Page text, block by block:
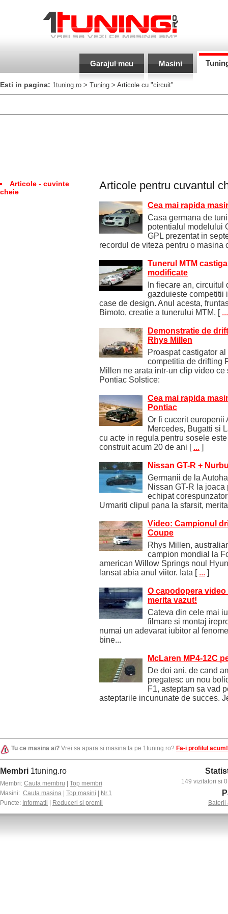
Garajul meu Masini
Esti in pagina: 1tuning.ro > Tuning > Articole cu "circuit"
Articole - cuvinte
cheie
Articole pentru cuvantul
Cea mai rapida
Casa germana de
potentialul modelului
GPL prezentat in
recordul de viteza pentru o masina
Tunerul MTM
modificate
In fiecare an,
gazduieste competitii
case de design. Anul acesta,
Bimoto, creatie a tunerului MTM, [ ...
Demonstratie de
Rhys Millen
Proaspat castigator
competitia de drifting
Millen ne arata intr-un clip video
Pontiac Solstice:
Cea mai rapida
Pontiac
Or fi cucerit europenii
Mercedes, Bugatti si
cu acte in regula pentru sosele
construit acum 20 de ani [ ... ]
Nissan GT-R +
Germanii de la
Nissan GT-R la
echipat
Urmariti clipul pana la sfarsit,
Video: Campionul
Coupe
Rhys Millen,
campion mondial la
american Willow Springs noul
lansat abia anul viitor. Iata [ ... ]
O capodopera
merita vazut!
Cateva din cele mai
filmare si montaj
numai un adevarat iubitor al
bine...
McLaren MP4-12C
De doi ani, de cand
pregatesc un nou
F1, asteptam sa vad
asteptarile incununate de succes.
Tu ce masina ai? Vrei sa apara si masina ta pe 1tuning.ro? Fa-i profilul acum!
Membri 1tuning.ro
Membri: Cauta membru
Top membri
Masini: Cauta masina Top masini
Nr.1
Puncte: Informatii Reduceri si premii
149 vizitatori si